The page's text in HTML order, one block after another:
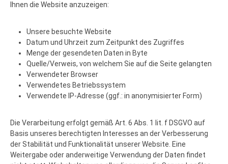
Ihnen die Website anzuzeigen:
Unsere besuchte Website
Datum und Uhrzeit zum Zeitpunkt des Zugriffes
Menge der gesendeten Daten in Byte
Quelle/Verweis, von welchem Sie auf die Seite gelangten
Verwendeter Browser
Verwendetes Betriebssystem
Verwendete IP-Adresse (ggf.: in anonymisierter Form)
Die Verarbeitung erfolgt gemäß Art. 6 Abs. 1 lit. f DSGVO auf
Basis unseres berechtigten Interesses an der Verbesserung
der Stabilität und Funktionalität unserer Website. Eine
Weitergabe oder anderweitige Verwendung der Daten findet